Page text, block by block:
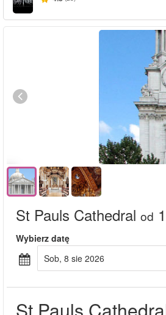
St Pauls Cathedral od
Wybierz datę
sob, 8 sie 2026